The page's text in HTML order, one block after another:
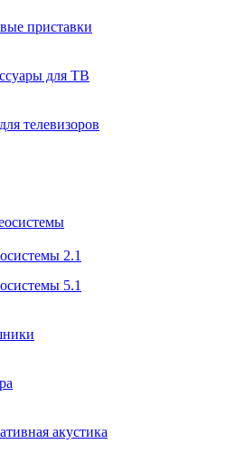
приставки
для ТВ
телевизоров
2.1
5.1
акустика